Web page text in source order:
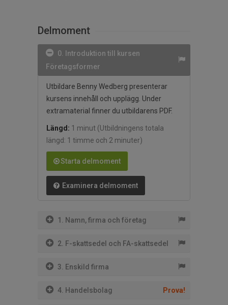
Delmoment
0. Introduktion till kursen
Företagsformer
Utbildare Benny Wedberg presenterar
kursens innehåll och upplägg. Under
extramaterial finner du utbildarens PDF.
Längd: 1 minut (Utbildningens totala
längd: 1 timme och 2 minuter)
Starta delmoment
Examinera delmoment
1. Namn, firma och företag
2. F-skattsedel och FA-skattsedel
3. Enskild firma
4. Handelsbolag Prova!